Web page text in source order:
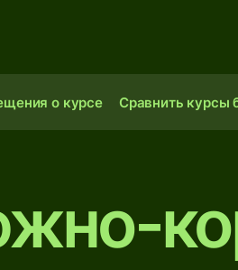
о курсе Сравнить курсы